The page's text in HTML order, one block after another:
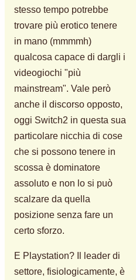
stesso tempo potrebbe
trovare più erotico tenere
in mano (mmmmh)
qualcosa capace di dargli i
videogiochi "più
mainstream". Vale però
anche il discorso opposto,
oggi Switch2 in questa sua
particolare nicchia di cose
che si possono tenere in
scossa è dominatore
assoluto e non lo si può
scalzare da quella
posizione senza fare un
certo sforzo.
E Playstation? Il leader di
settore, fisiologicamente, è